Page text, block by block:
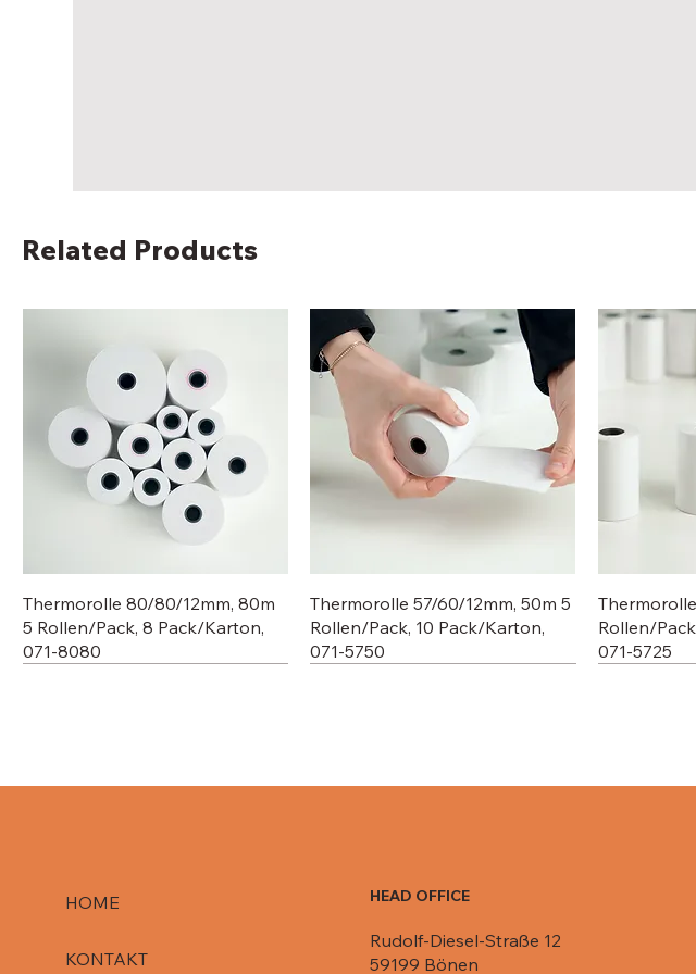
Related Products
Thermorolle 80/80/12mm, 80m
5 Rollen/Pack, 8 Pack/Karton,
071-8080
Thermorolle 57/60/12mm, 50m 5
Rollen/Pack, 10 Pack/Karton,
071-5750
Rollen/
071-5725
Deckel für Aluschale C807-1000,
Deckel für Aluschale C803-1450,
Deckel für Aluschale R84-861,
Deckel für Aluschale R1-845,
Deckel für R651 L / 080-R651/
HOME
KONTAKT
HEAD OFFICE
Rudolf-Diesel-Straße 12
59199 Bönen